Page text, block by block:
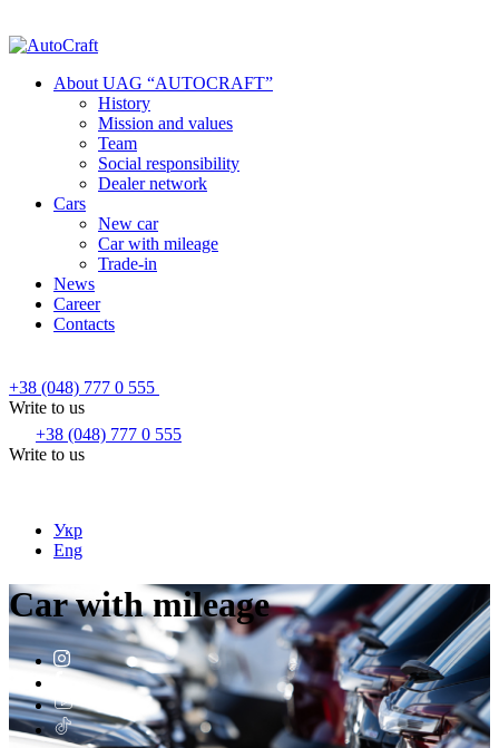
About UAG “AUTOCRAFT”
History
Mission and values
Team
Social responsibility
Dealer network
Cars
New car
Car with mileage
Trade-in
News
Career
Contacts
+38 (048) 777 0 555
Write to us
+38 (048) 777 0 555
Write to us
Укр
Eng
Car with mileage